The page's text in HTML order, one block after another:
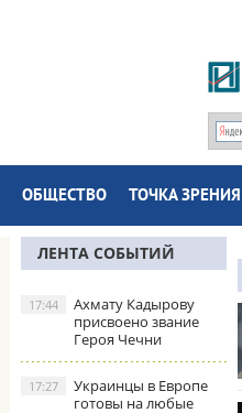
ОБЩЕСТВО ТОЧКА ЗРЕНИЯ
ЛЕНТА СОБЫТИЙ
Ахмату Кадырову
присвоено звание
Героя Чечни
17:44
Украинцы в Европе
готовы на любые
17:27